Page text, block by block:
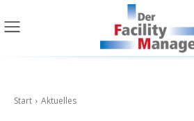
Start Aktuelles